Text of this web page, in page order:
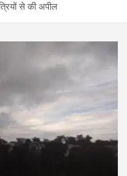
से की अपील